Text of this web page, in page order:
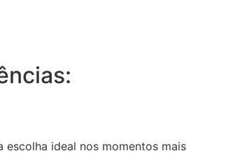
ideal nos momentos mais